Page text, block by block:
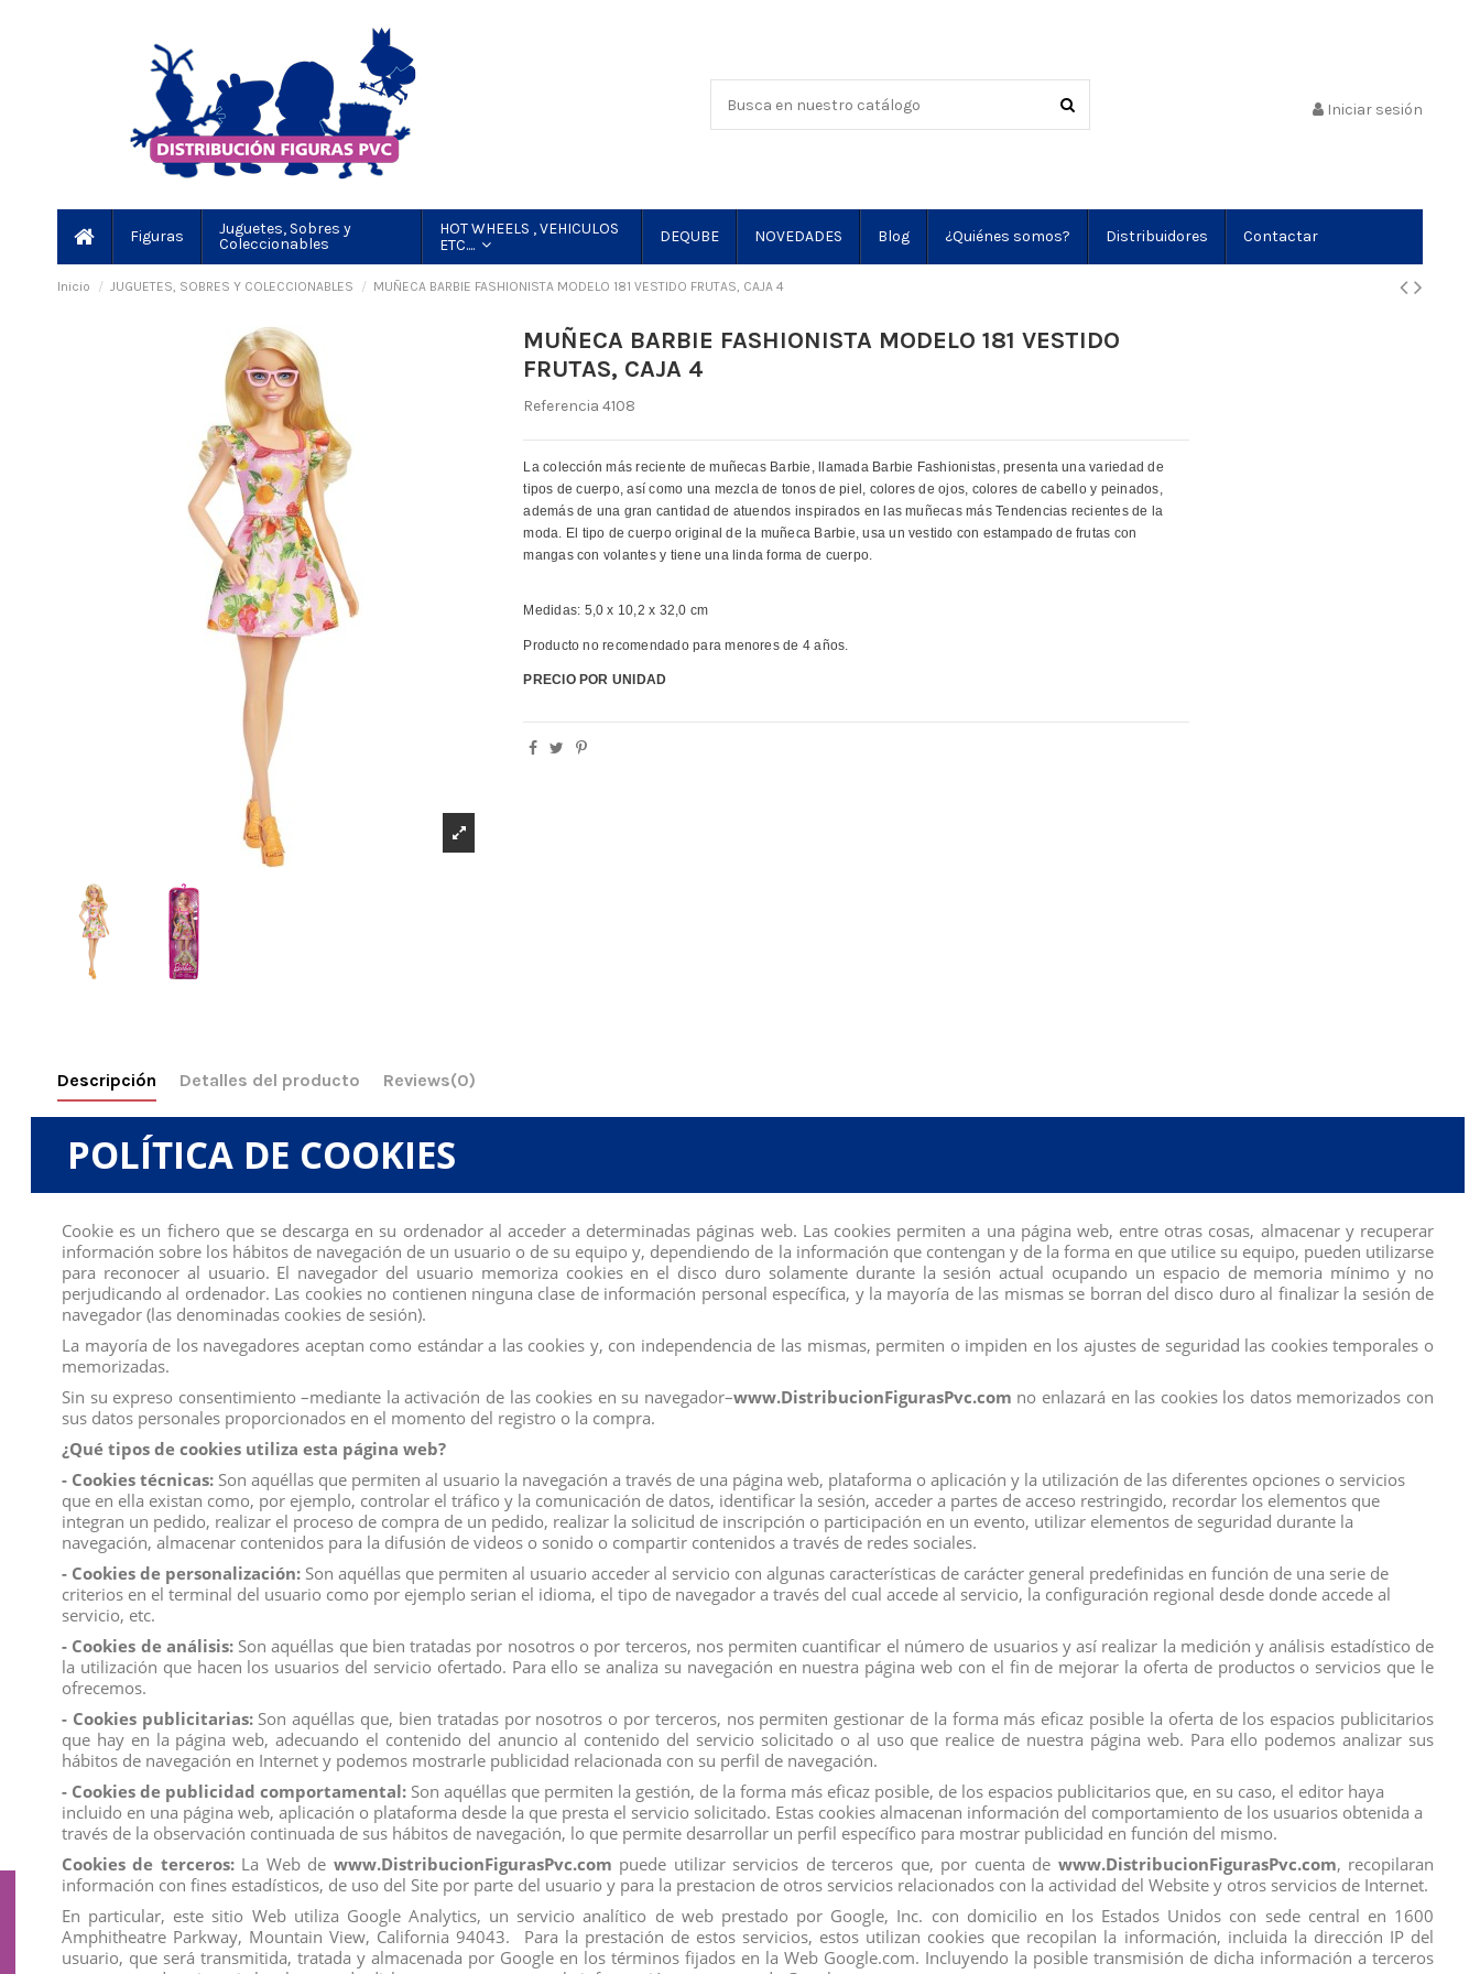
Iniciar sesión
Figuras
Juguetes, Sobres y
Coleccionables
HOT WHEELS , VEHICULOS
ETC....
DEQUBE NOVEDADES Blog ¿Quiénes somos? Distribuidores Contactar
Inicio JUGUETES, SOBRES Y COLECCIONABLES MUÑECA BARBIE FASHIONISTA MODELO 181 VESTIDO FRUTAS, CAJA 4
MUÑECA BARBIE FASHIONISTA MODELO 181 VESTIDO
FRUTAS, CAJA 4
Referencia 4108
La colección más reciente de muñecas Barbie, llamada Barbie Fashionistas, presenta una variedad de
tipos de cuerpo, así como una mezcla de tonos de piel, colores de ojos, colores de cabello y peinados,
además de una gran cantidad de atuendos inspirados en las muñecas más Tendencias recientes de la
moda. El tipo de cuerpo original de la muñeca Barbie, usa un vestido con estampado de frutas con
mangas con volantes y tiene una linda forma de cuerpo.
Medidas: 5,0 x 10,2 x 32,0 cm
Producto no recomendado para menores de 4 años.
PRECIO POR UNIDAD
Descripción Detalles del producto Reviews(0)
La colección más reciente de muñecas Barbie, llamada Barbie Fashionistas, presenta una variedad de tipos de cuerpo, así como una mezcla de tonos de piel, colores de ojos, colores de cabello y peinados, además de
una gran cantidad de atuendos inspirados en las muñecas más Tendencias recientes de la moda.
El look se completa y se hace más encantador con la adición de anteojos rosas y tacones de plataforma naranjas. Su cabello rubio está peinado de una manera que le da una apariencia elegante y contemporánea.
bolsa de vinilo reutilizable tiene una cremallera y se puede usar para guardar la muñeca y otras prendas y accesorios de Barbie.Los niños pueden personalizar el bolso con sus propios materiales de arte, como
pegatinas, y utilizarlo para guardar su colección de Barbie.Hay infinitas formas de jugar: puedes rellenarlo, transportarlo y personalizarlo.
Medidas:5,0 x 10,2 x 32,0 cm
Producto no recomendado para menores de 4 años.
PRECIO POR UNIDAD
Todos los productos de nuestrocatálogoobtienen el certificado exigido por la U.E.
ahora y recíbelo en 24/48 horas en su establecimiento.
Recuerde que disponemos de unchat
donde le atendemos personalmente, pregúntenos sus dudas.
Somos unaempresa avalada por una granexperiencia en elmercadodedistribución yventa al por mayor.
Los mejores precios los encontrarás en www.distribucionfiguraspvc.com , tu página de confianza.
Calificación
Comentarios (0)
No hay reseñas de clientes en este momento.
Suscríbete a nuestro boletín
POLÍTICA DE COOKIES
Cookie es un fichero que se descarga en su ordenador al acceder a determinadas páginas web. Las cookies permiten a una página web, entre otras cosas, almacenar y recuperar
información sobre los hábitos de navegación de un usuario o de su equipo y, dependiendo de la información que contengan y de la forma en que utilice su equipo, pueden utilizarse
para reconocer al usuario. El navegador del usuario memoriza cookies en el disco duro solamente durante la sesión actual ocupando un espacio de memoria mínimo y no
perjudicando al ordenador. Las cookies no contienen ninguna clase de información personal específica, y la mayoría de las mismas se borran del disco duro al finalizar la sesión de
navegador (las denominadas cookies de sesión).
La mayoría de los navegadores aceptan como estándar a las cookies y, con independencia de las mismas, permiten o impiden en los ajustes de seguridad las cookies temporales o
memorizadas.
Sin su expreso consentimiento –mediante la activación de las cookies en su navegador–www.DistribucionFigurasPvc.com no enlazará en las cookies los datos memorizados con
sus datos personales proporcionados en el momento del registro o la compra.
¿Qué tipos de cookies utiliza esta página web?
- Cookies técnicas: Son aquéllas que permiten al usuario la navegación a través de una página web, plataforma o aplicación y la utilización de las diferentes opciones o servicios
que en ella existan como, por ejemplo, controlar el tráfico y la comunicación de datos, identificar la sesión, acceder a partes de acceso restringido, recordar los elementos que
integran un pedido, realizar el proceso de compra de un pedido, realizar la solicitud de inscripción o participación en un evento, utilizar elementos de seguridad durante la
navegación, almacenar contenidos para la difusión de videos o sonido o compartir contenidos a través de redes sociales.
- Cookies de personalización: Son aquéllas que permiten al usuario acceder al servicio con algunas características de carácter general predefinidas en función de una serie de
criterios en el terminal del usuario como por ejemplo serian el idioma, el tipo de navegador a través del cual accede al servicio, la configuración regional desde donde accede al
servicio, etc.
- Cookies de análisis:Son aquéllas que bien tratadas por nosotros o por terceros, nos permiten cuantificar el número de usuarios y así realizar la medición y análisis estadístico de
la utilización que hacen los usuarios del servicio ofertado. Para ello se analiza su navegación en nuestra página web con el fin de mejorar la oferta de productos o servicios que le
ofrecemos.
- Cookies publicitarias:Son aquéllas que, bien tratadas por nosotros o por terceros, nos permiten gestionar de la forma más eficaz posible la oferta de los espacios publicitarios
que hay en la página web, adecuando el contenido del anuncio al contenido del servicio solicitado o al uso que realice de nuestra página web. Para ello podemos analizar sus
hábitos de navegación en Internet y podemos mostrarle publicidad relacionada con su perfil de navegación.
- Cookies de publicidad comportamental: Son aquéllas que permiten la gestión, de la forma más eficaz posible, de los espacios publicitarios que, en su caso, el editor haya
incluido en una página web, aplicación o plataforma desde la que presta el servicio solicitado. Estas cookies almacenan información del comportamiento de los usuarios obtenida a
través de la observación continuada de sus hábitos de navegación, lo que permite desarrollar un perfil específico para mostrar publicidad en función del mismo.
Cookies de terceros:La Web de www.DistribucionFigurasPvc.com puede utilizar servicios de terceros que, por cuenta de www.DistribucionFigurasPvc.com, recopilaran
información con fines estadísticos, de uso del Site por parte del usuario y para la prestacion de otros servicios relacionados con la actividad del Website y otros servicios de Internet.
En particular, este sitio Web utiliza Google Analytics, un servicio analítico de web prestado por Google, Inc. con domicilio en los Estados Unidos con sede central en 1600
Amphitheatre Parkway, Mountain View, California 94043. Para la prestación de estos servicios, estos utilizan cookies que recopilan la información, incluida la dirección IP del
usuario, que será transmitida, tratada y almacenada por Google en los términos fijados en la Web Google.com. Incluyendo la posible transmisión de dicha información a terceros